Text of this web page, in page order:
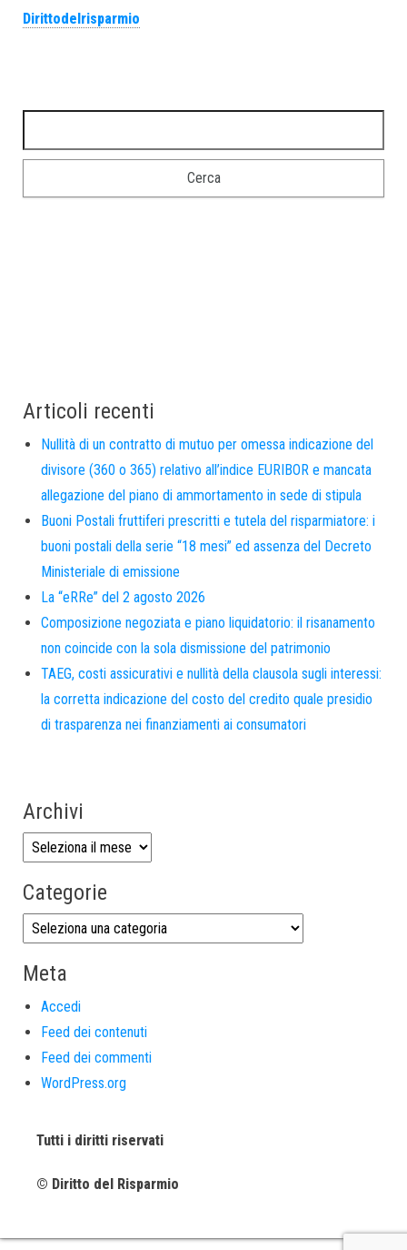
Dirittodelrisparmio
Articoli recenti
Nullità di un contratto di mutuo per omessa indicazione del
divisore (360 o 365) relativo all’indice EURIBOR e mancata
allegazione del piano di ammortamento in sede di stipula
Buoni Postali fruttiferi prescritti e tutela del risparmiatore: i
buoni postali della serie “18 mesi” ed assenza del Decreto
Ministeriale di emissione
La “eRRe” del 2 agosto 2026
Composizione negoziata e piano liquidatorio: il risanamento
non coincide con la sola dismissione del patrimonio
TAEG, costi assicurativi e nullità della clausola sugli interessi:
la corretta indicazione del costo del credito quale presidio
di trasparenza nei finanziamenti ai consumatori
Archivi
Categorie
Meta
Accedi
Feed dei contenuti
Feed dei commenti
WordPress.org
Tutti i diritti riservati
© Diritto del Risparmio